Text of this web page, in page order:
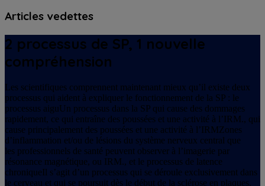
Articles vedettes
2 processus de SP, 1 nouvelle
compréhension
Les scientifiques comprennent maintenant mieux qu’il existe deux
processus qui aident à expliquer le fonctionnement de la SP : le
processus aiguUn processus dans la SP qui cause des dommages
rapidement, ce qui entraîne des poussées et une activité à l’IRM., qui
cause principalement des poussées et une activité à l’IRMZones
d’inflammation et/ou de lésions du système nerveux central que
les professionnels de santé peuvent observer à l’imagerie par
résonance magnétique, ou IRM., et le processus de latence
chroniqueIl s’agit d’un processus qui se déroule exclusivement dans
le cerveau et qui se poursuit dès le début de la sclérose en plaques.